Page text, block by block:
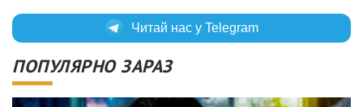
Читай нас у Telegram
ПОПУЛЯРНО ЗАРАЗ